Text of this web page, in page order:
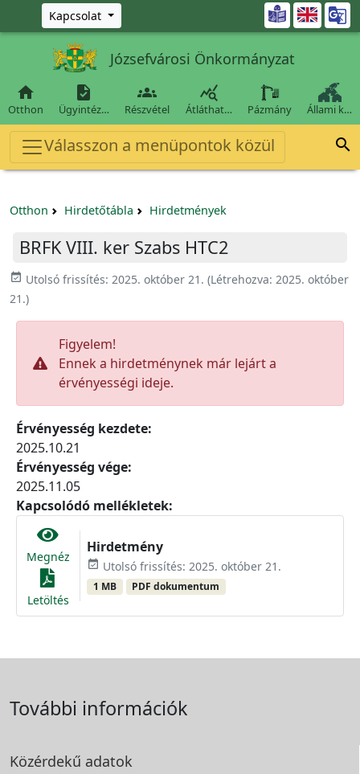
Ugrás a fő tartalomra
Kapcsolat 
Józsefvárosi Önkormányzat

Otthon

Ügyintéz…

Részvétel

Átláthat… Pázmány Állami k…
Válasszon a menüpontok közül 
Otthon Hirdetőtábla Hirdetmények
BRFK VIII. ker Szabs HTC2
event_available Utolsó frissítés: 2025. október 21. (Létrehozva: 2025. október
21.)
Figyelem!
Ennek a hirdetménynek már lejárt a
érvényességi ideje.
Érvényesség kezdete:
2025.10.21
Érvényesség vége:
2025.11.05
Kapcsolódó mellékletek:
Megnéz
Letöltés
Hirdetmény
event_available Utolsó frissítés: 2025. október 21.
1 MB PDF dokumentum
További információk
Közérdekű adatok